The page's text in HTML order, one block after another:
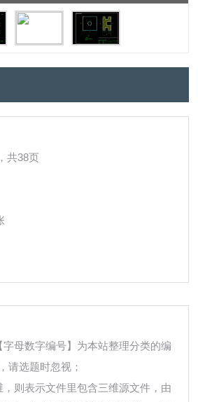
共38页
母数字编号】为本站整理分类的编
请选题时忽视；
则表示文件里包含三维源文件，由